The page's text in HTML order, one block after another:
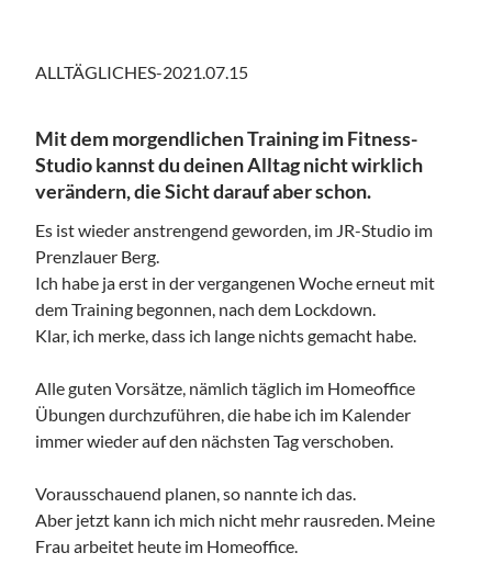
ALLTÄGLICHES-2021.07.15
Mit dem morgendlichen Training im Fitness-
Studio kannst du deinen Alltag nicht wirklich
verändern, die Sicht darauf aber schon.
Es ist wieder anstrengend geworden, im JR-Studio im
Prenzlauer Berg.
Ich habe ja erst in der vergangenen Woche erneut mit
dem Training begonnen, nach dem Lockdown.
Klar, ich merke, dass ich lange nichts gemacht habe.
Alle guten Vorsätze, nämlich täglich im Homeoffice
Übungen durchzuführen, die habe ich im Kalender
immer wieder auf den nächsten Tag verschoben.
Vorausschauend planen, so nannte ich das.
Aber jetzt kann ich mich nicht mehr rausreden. Meine
Frau arbeitet heute im Homeoffice.